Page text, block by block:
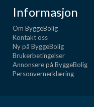
Informasjon
Om ByggeBolig
Kontakt oss
Ny på ByggeBolig
Brukerbetingelser
Annonsere på ByggeBolig
Personvernerklæring